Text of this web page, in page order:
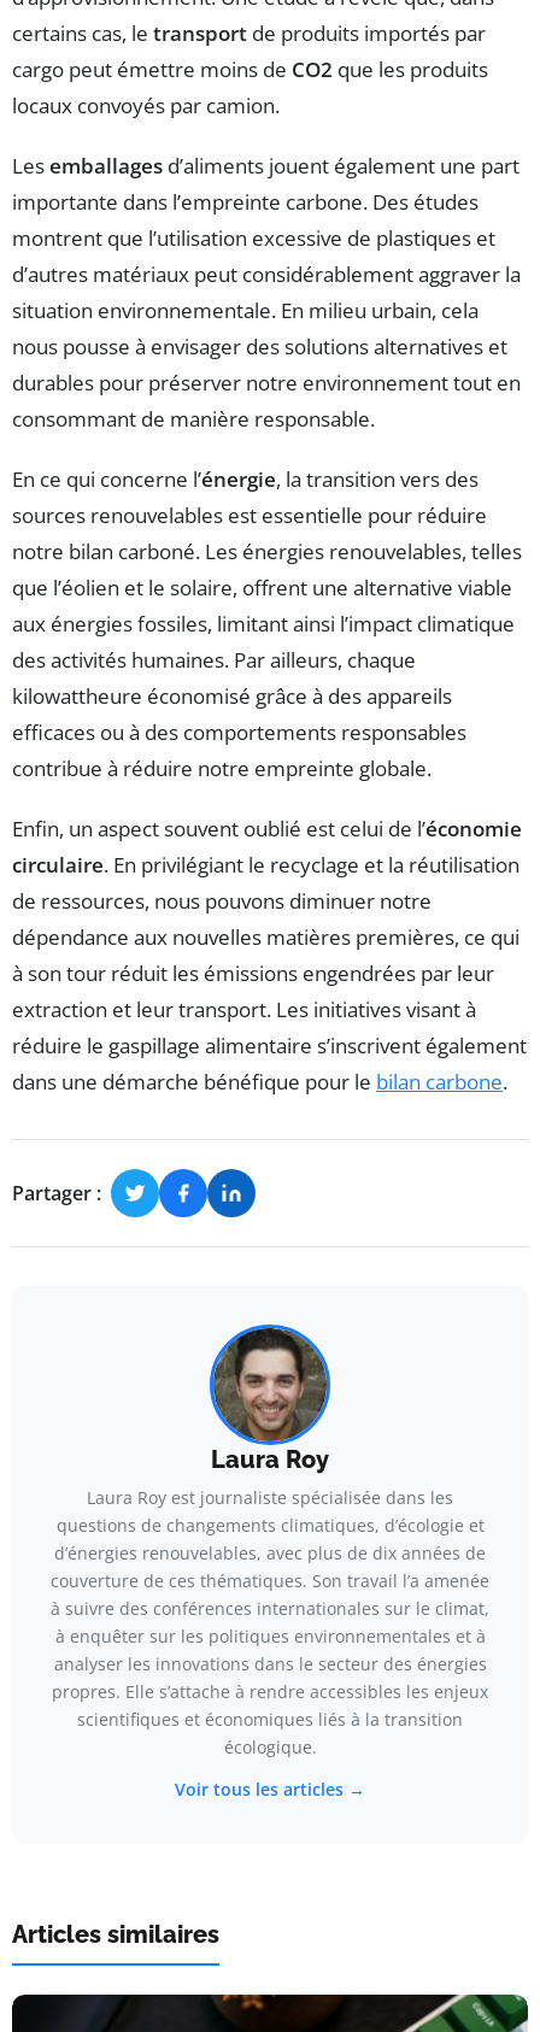
certains cas, le transport de produits importés par
cargo peut émettre moins de CO2 que les produits
locaux convoyés par camion.
Lesemballages d’aliments jouent également une part
importante dans l’empreinte carbone. Des études
montrent que l’utilisation excessive de plastiques et
d’autres matériaux peut considérablement aggraver la
situation environnementale. En milieu urbain, cela
nous pousse à envisager des solutions alternatives et
durables pour préserver notre environnement tout en
consommant de manière responsable.
En ce qui concerne l’énergie, la transition vers des
sources renouvelables est essentielle pour réduire
notre bilan carboné. Les énergies renouvelables, telles
que l’éolien et le solaire, offrent une alternative viable
aux énergies fossiles, limitant ainsi l’impact climatique
des activités humaines. Par ailleurs, chaque
kilowattheure économisé grâce à des appareils
efficaces ou à des comportements responsables
contribue à réduire notre empreinte globale.
Enfin, un aspect souvent oublié est celui de l’économie
circulaire. En privilégiant le recyclage et la réutilisation
de ressources, nous pouvons diminuer notre
dépendance aux nouvelles matières premières, ce qui
à son tour réduit les émissions engendrées par leur
extraction et leur transport. Les initiatives visant à
réduire le gaspillage alimentaire s’inscrivent également
dans une démarche bénéfique pour le bilan carbone.
Partager :
Laura Roy
Laura Roy est journaliste spécialisée dans les
questions de changements climatiques, d’écologie et
d’énergies renouvelables, avec plus de dix années de
couverture de ces thématiques. Son travail l’a amenée
à suivre des conférences internationales sur le climat,
à enquêter sur les politiques environnementales et à
analyser les innovations dans le secteur des énergies
propres. Elle s’attache à rendre accessibles les enjeux
scientifiques et économiques liés à la transition
écologique.
Voir tous les articles →
Articles similaires